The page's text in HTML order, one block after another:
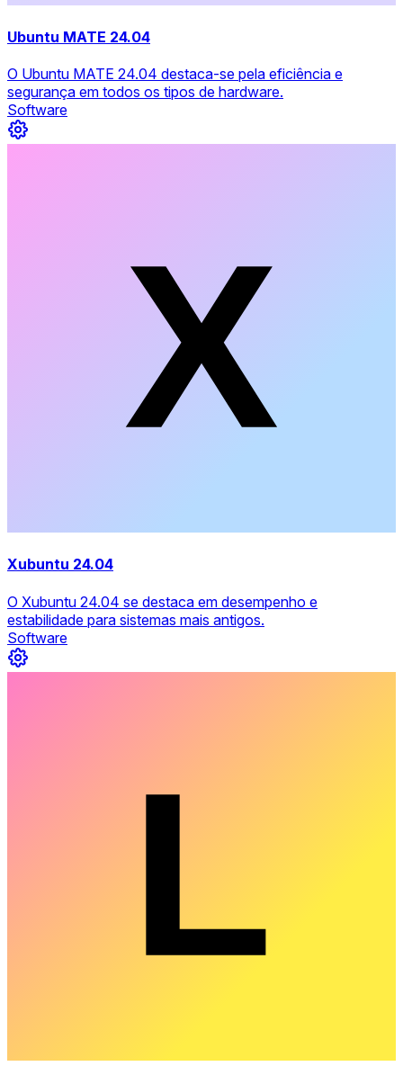
Ubuntu MATE 24.04
O Ubuntu MATE 24.04 destaca-se pela eficiência e
segurança em todos os tipos de hardware.
Software
Xubuntu 24.04
O Xubuntu 24.04 se destaca em desempenho e
estabilidade para sistemas mais antigos.
Software